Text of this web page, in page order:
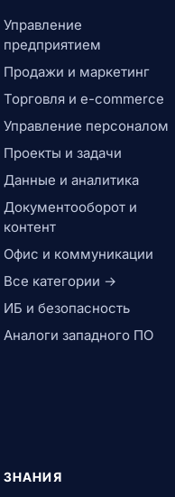
Управление
предприятием
Продажи и маркетинг
Торговля и e-commerce
Управление персоналом
Проекты и задачи
Данные и аналитика
Документооборот и
контент
Офис и коммуникации
Все категории →
ИБ и безопасность
Аналоги западного ПО
ЗНАНИЯ